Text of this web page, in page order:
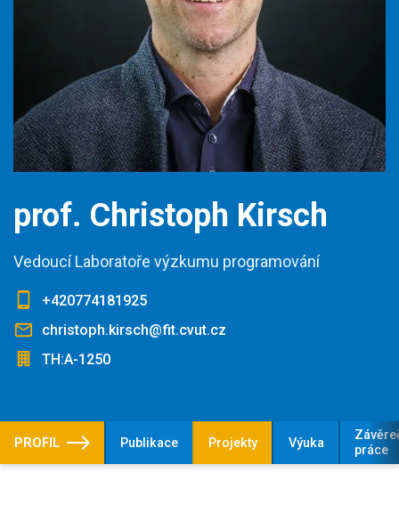
prof. Christoph Kirsch
Vedoucí Laboratoře výzkumu programování
+420774181925
christoph.kirsch@fit.cvut.cz
TH:A-1250
PROFIL Publikace Projekty Výuka
práce